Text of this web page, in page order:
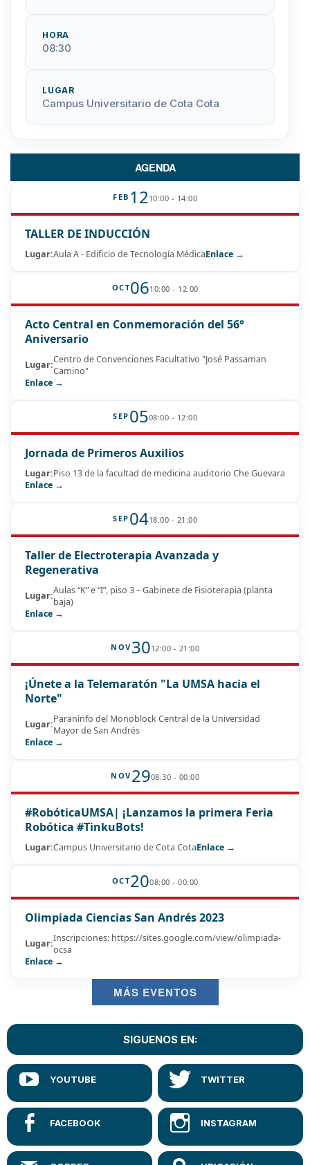
HORA
08:30
LUGAR
Campus Universitario de Cota Cota
AGENDA
FEB 1210:00 - 14:00
TALLER DE INDUCCIÓN
Lugar:Aula A - Edificio de Tecnología MédicaEnlace →
OCT0610:00 - 12:00
Acto Central en Conmemoración del 56°
Aniversario
Lugar:Centro de Convenciones Facultativo "José Passaman
Camino"
Enlace →
SEP 0508:00 - 12:00
Jornada de Primeros Auxilios
Lugar:Piso 13 de la facultad de medicina auditorio Che Guevara
Enlace →
SEP 0418:00 - 21:00
Taller de Electroterapia Avanzada y
Regenerativa
Lugar:Aulas “K” e “I”, piso 3 – Gabinete de Fisioterapia (planta
baja)
Enlace →
NOV 3012:00 - 21:00
¡Únete a la Telemaratón "La UMSA hacia el
Norte"
Lugar:Paraninfo del Monoblock Central de la Universidad
Mayor de San Andrés
Enlace →
NOV 2908:30 - 00:00
#RobóticaUMSA| ¡Lanzamos la primera Feria
Robótica #TinkuBots!
Lugar:Campus Universitario de Cota CotaEnlace →
OCT2008:00 - 00:00
Olimpiada Ciencias San Andrés 2023
Lugar:Inscripciones: https://sites.google.com/view/olimpiada-
ocsa
Enlace →
MÁS EVENTOS
SIGUENOS EN: